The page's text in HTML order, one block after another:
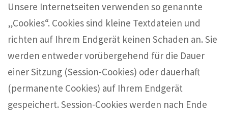
Unsere Internetseiten verwenden so genannte
„Cookies“. Cookies sind kleine Textdateien und
richten auf Ihrem Endgerät keinen Schaden an. Sie
werden entweder vorübergehend für die Dauer
einer Sitzung (Session-Cookies) oder dauerhaft
(permanente Cookies) auf Ihrem Endgerät
gespeichert. Session-Cookies werden nach Ende